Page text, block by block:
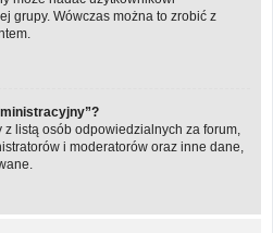
grupy. Wówczas można to zrobić z
listą osób odpowiedzialnych za forum,
i moderatorów oraz inne dane,